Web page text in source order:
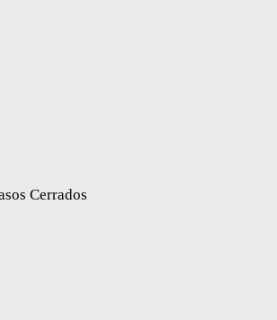
Cerrados